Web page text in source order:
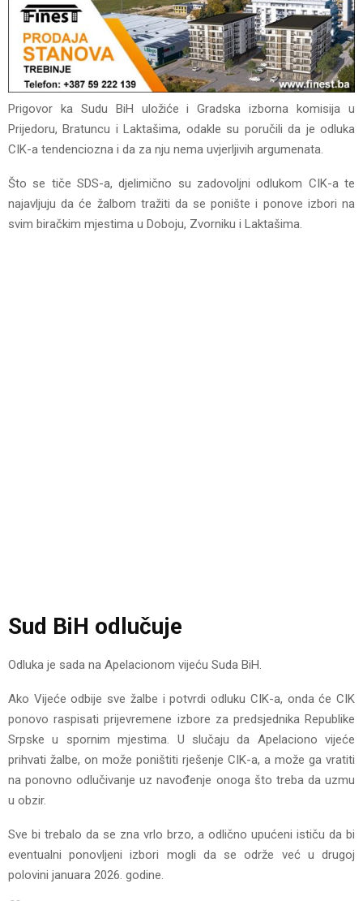
Prigovor ka Sudu BiH uložiće i Gradska izborna komisija u
Prijedoru, Bratuncu i Laktašima, odakle su poručili da je odluka
CIK-a tendenciozna i da za nju nema uvjerljivih argumenata.
Što se tiče SDS-a, djelimično su zadovoljni odlukom CIK-a te
najavljuju da će žalbom tražiti da se ponište i ponove izbori na
svim biračkim mjestima u Doboju, Zvorniku i Laktašima.
Sud BiH odlučuje
Odluka je sada na Apelacionom vijeću Suda BiH.
Ako Vijeće odbije sve žalbe i potvrdi odluku CIK-a, onda će CIK
ponovo raspisati prijevremene izbore za predsjednika Republike
Srpske u spornim mjestima. U slučaju da Apelaciono vijeće
prihvati žalbe, on može poništiti rješenje CIK-a, a može ga vratiti
na ponovno odlučivanje uz navođenje onoga što treba da uzmu
u obzir.
Sve bi trebalo da se zna vrlo brzo, a odlično upućeni ističu da bi
eventualni ponovljeni izbori mogli da se održe već u drugoj
polovini januara 2026. godine.